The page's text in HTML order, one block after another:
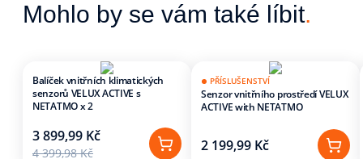
Mohlo by se vám také líbit.
Balíček vnitřních klimatických
senzorů VELUX ACTIVE s
NETATMO x 2
3 899,99 Kč
4 399,98 Kč
PŘÍSLUŠENSTVÍ
Senzor vnitřního prostředí VELUX
ACTIVE with NETATMO
2 199,99 Kč